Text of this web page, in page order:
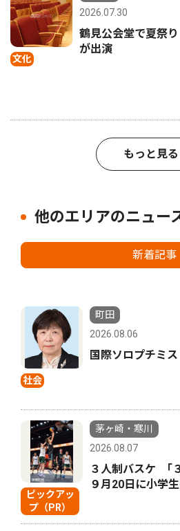
文化
2026.07.30
鶴見公会堂で夏祭
が出演
もっと見る
他のエリアのニュー
新着記事
社会
町田
2026.08.06
国際ソロプチミス
ピックアッ
プ（PR）
茅ヶ崎・寒川
2026.08.07
３人制バスケ ｢
９月20日に小学